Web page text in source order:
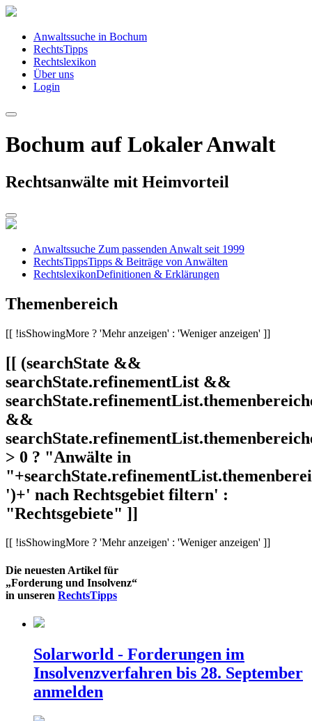
Anwaltssuche in Bochum
RechtsTipps
Rechtslexikon
Über uns
Login
Bochum auf Lokaler Anwalt
Rechtsanwälte mit Heimvorteil
Anwaltssuche Zum passenden Anwalt seit 1999
RechtsTippsTipps & Beiträge von Anwälten
RechtslexikonDefinitionen & Erklärungen
Themenbereich
[[ !isShowingMore ? 'Mehr anzeigen' : 'Weniger anzeigen' ]]
[[ (searchState &&
searchState.refinementList &&
&&
> 0 ? "Anwälte in
')+' nach Rechtsgebiet filtern' :
"Rechtsgebiete" ]]
[[ !isShowingMore ? 'Mehr anzeigen' : 'Weniger anzeigen' ]]
Die neuesten Artikel für
„Forderung und Insolvenz“
in unseren RechtsTipps
Solarworld - Forderungen im
Insolvenzverfahren bis 28. September
anmelden